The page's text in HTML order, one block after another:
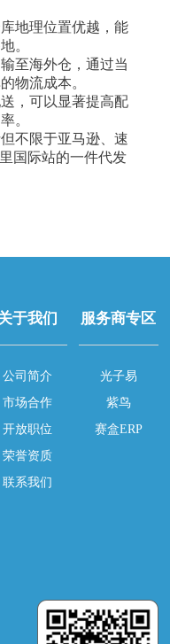
地理位置优越，能
。
至海外仓，通过当
物流成本。
，可以显著提高配
。
不限于亚马逊、速
国际站的一件代发
于我们
公司简介
市场合作
开放职位
荣誉资质
联系我们
服务商专区
光子易
紫鸟
赛盒ERP